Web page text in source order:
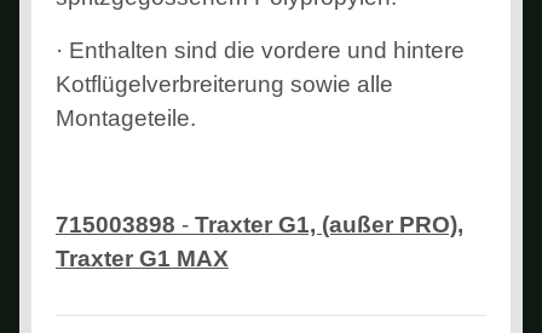
· Enthalten sind die vordere und hintere
Kotflügelverbreiterung sowie alle
Montageteile.
715003898 - Traxter G1, (außer PRO),
Traxter G1 MAX